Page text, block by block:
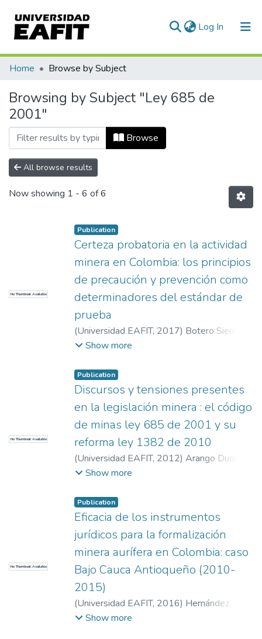
Log In (current)
Communities & Collections
All of DSpace
Home Browse by Subject
Browsing by Subject "Ley 685 de
2001"
Browse
All browse results
Now showing 1 - 6 of 6
No Thumbnail Available
Publication
Certeza probatoria en la actividad
minera en Colombia: los principios
de precaución y prevención como
determinadores del estándar de
prueba
(Universidad EAFIT, 2017) Botero Sierra,
María Clara;Cardona Serna, Camilo
Vásquez Vera, Juan Esteban
Show more
No Thumbnail Available
Publication
Discursos y tensiones presentes
en la legislación minera : el código
de minas ley 685 de 2001 y su
reforma ley 1382 de 2010
(Universidad EAFIT, 2012) Arango Duque,
Camilo;Hillón Vega, Yulieth Teresa
Show more
No Thumbnail Available
Publication
Eficacia de los instrumentos
jurídicos para la formalización
minera aurífera en Colombia: caso
Bajo Cauca Antioqueño (2010-
2015)
(Universidad EAFIT, 2016) Hernández
Ramírez, Luisa María
Show more